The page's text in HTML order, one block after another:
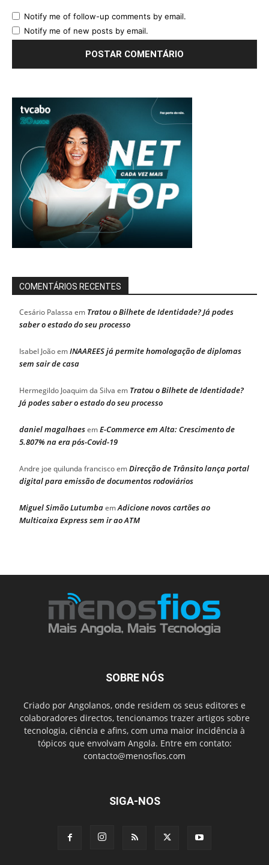
Notify me of follow-up comments by email.
Notify me of new posts by email.
COMENTÁRIOS RECENTES
Cesário Palassa em Tratou o Bilhete de Identidade? Já podes
saber o estado do seu processo
Isabel JoãoemINAAREES já permite homologação de diplomas
sem sair de casa
Hermegildo Joaquim da Silva em Tratou o Bilhete de Identidade?
Já podes saber o estado do seu processo
daniel magalhaesemE-Commerce em Alta: Crescimento de
5.807% na era pós-Covid-19
Andre joe quilunda franciscoemDirecção de Trânsito lança portal
digital para emissão de documentos rodoviários
Miguel Simão LutumbaemAdicione novos cartões ao
Multicaixa Express sem ir ao ATM
SOBRE NÓS
Criado por Angolanos, onde residem os seus editores e
colaboradores directos, tencionamos trazer artigos sobre
tecnologia, ciência e afins, com uma maior incidência à
tópicos que envolvam Angola. Entre em contato:
contacto@menosfios.com
SIGA-NOS